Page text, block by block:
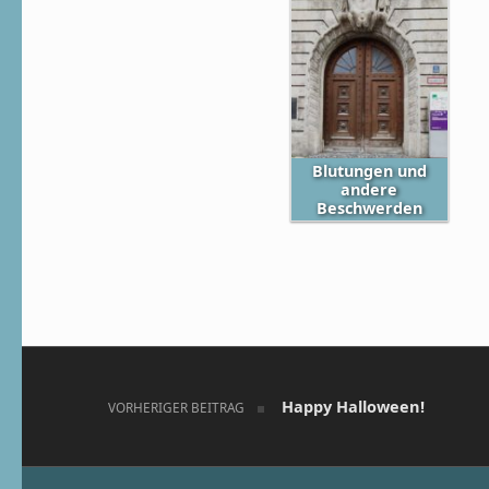
Blutungen und
andere
Beschwerden
Beitragsnavigation
VORHERIGER BEITRAG Happy Halloween!